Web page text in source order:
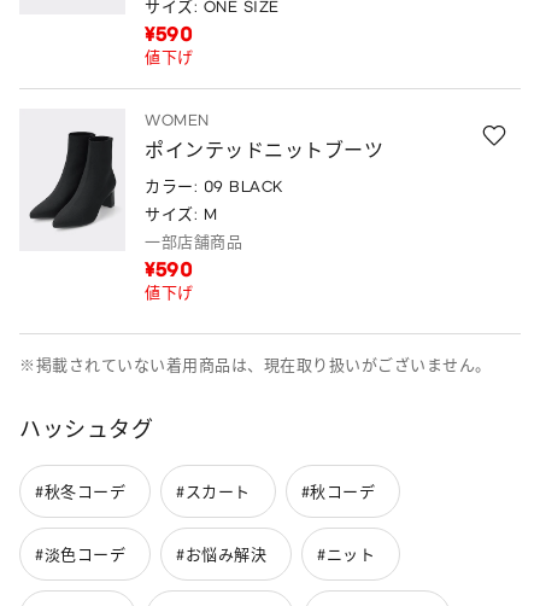
サイズ: ONE SIZE
¥590
値下げ
WOMEN
ポインテッドニットブーツ
カラー: 09 BLACK
サイズ: M
一部店舗商品
¥590
値下げ
※掲載されていない着用商品は、現在取り扱いがございません。
ハッシュタグ
#秋冬コーデ #スカート #秋コーデ
#淡色コーデ #お悩み解決 #ニット